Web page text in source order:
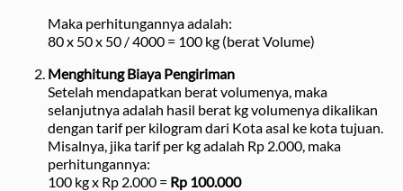
Maka perhitungannya adalah:
80 x 50 x 50 / 4000 = 100 kg (berat Volume)
Menghitung Biaya Pengiriman
Setelah mendapatkan berat volumenya, maka
selanjutnya adalah hasil berat kg volumenya dikalikan
dengan tarif per kilogram dari Kota asal ke kota tujuan.
Misalnya, jika tarif per kg adalah Rp 2.000, maka
perhitungannya:
100 kg x Rp 2.000 = Rp 100.000